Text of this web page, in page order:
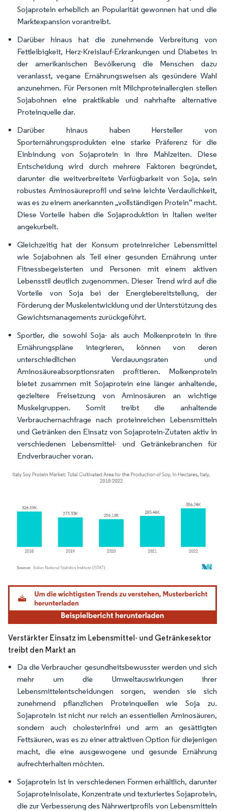
Sojaprotein erheblich an Popularität gewonnen hat und die
Marktexpansion vorantreibt.
Darüber hinaus hat die zunehmende Verbreitung von
Fettleibigkeit, Herz-Kreislauf-Erkrankungen und Diabetes in
der amerikanischen Bevölkerung die Menschen dazu
veranlasst, vegane Ernährungsweisen als gesündere Wahl
anzunehmen. Für Personen mit Milchproteinallergien stellen
Sojabohnen eine praktikable und nahrhafte alternative
Proteinquelle dar.
Darüber hinaus haben Hersteller von
Sporternährungsprodukten eine starke Präferenz für die
Einbindung von Sojaprotein in ihre Mahlzeiten. Diese
Entscheidung wird durch mehrere Faktoren begründet,
darunter die weitverbreitete Verfügbarkeit von Soja, sein
robustes Aminosäureprofil und seine leichte Verdaulichkeit,
was es zu einem anerkannten „vollständigen Protein” macht.
Diese Vorteile haben die Sojaproduktion in Italien weiter
angekurbelt.
Gleichzeitig hat der Konsum proteinreicher Lebensmittel
wie Sojabohnen als Teil einer gesunden Ernährung unter
Fitnessbegeisterten und Personen mit einem aktiven
Lebensstil deutlich zugenommen. Dieser Trend wird auf die
Vorteile von Soja bei der Energiebereitstellung, der
Förderung der Muskelentwicklung und der Unterstützung des
Gewichtsmanagements zurückgeführt.
Sportler, die sowohl Soja- als auch Molkenprotein in ihre
Ernährungspläne integrieren, können von deren
unterschiedlichen Verdauungsraten und
Aminosäureabsorptionsraten profitieren. Molkenprotein
bietet zusammen mit Sojaprotein eine länger anhaltende,
gezieltere Freisetzung von Aminosäuren an wichtige
Muskelgruppen. Somit treibt die anhaltende
Verbrauchernachfrage nach proteinreichen Lebensmitteln
und Getränken den Einsatz von Sojaprotein-Zutaten aktiv in
verschiedenen Lebensmittel- und Getränkebranchen für
Endverbraucher voran.
Bild © Mordor Intelligence. Wiederverwendung erfordert Namensnennung gemäß
Verstärkter Einsatz im Lebensmittel- und Getränkesektor
treibt den Markt an
Da die Verbraucher gesundheitsbewusster werden und sich
mehr um die Umweltauswirkungen ihrer
Lebensmittelentscheidungen sorgen, wenden sie sich
zunehmend pflanzlichen Proteinquellen wie Soja zu.
Sojaprotein ist nicht nur reich an essentiellen Aminosäuren,
sondern auch cholesterinfrei und arm an gesättigten
Fettsäuren, was es zu einer attraktiven Option für diejenigen
macht, die eine ausgewogene und gesunde Ernährung
aufrechterhalten möchten.
Sojaprotein ist in verschiedenen Formen erhältlich, darunter
Sojaproteinisolate, Konzentrate und texturiertes Sojaprotein,
die zur Verbesserung des Nährwertprofils von Lebensmitteln